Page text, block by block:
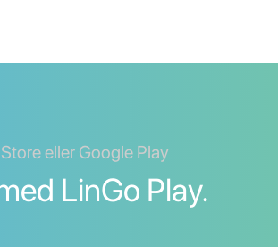
eller Google Play
LinGo Play.